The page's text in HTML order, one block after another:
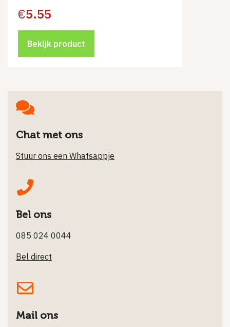
€5.55
Bekijk product
Chat met ons
Stuur ons een Whatsappje
Bel ons
085 024 0044
Bel direct
Mail ons